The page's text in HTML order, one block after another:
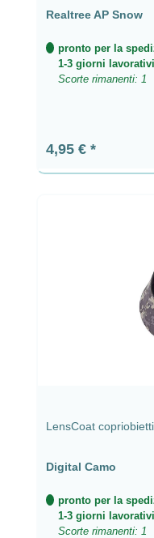
Realtree AP Snow
pronto per la
1-3 giorni lavorativi
Scorte rimanenti: 1
Prezzo normale:
4,95 €
LensCoat
Digital Camo
pronto per la
1-3 giorni lavorativi
Scorte rimanenti: 1